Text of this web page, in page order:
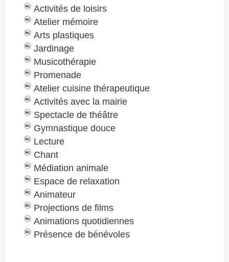
Activités de loisirs
Atelier mémoire
Arts plastiques
Jardinage
Musicothérapie
Promenade
Atelier cuisine thérapeutique
Activités avec la mairie
Spectacle de théâtre
Gymnastique douce
Lecture
Chant
Médiation animale
Espace de relaxation
Animateur
Projections de films
Animations quotidiennes
Présence de bénévoles